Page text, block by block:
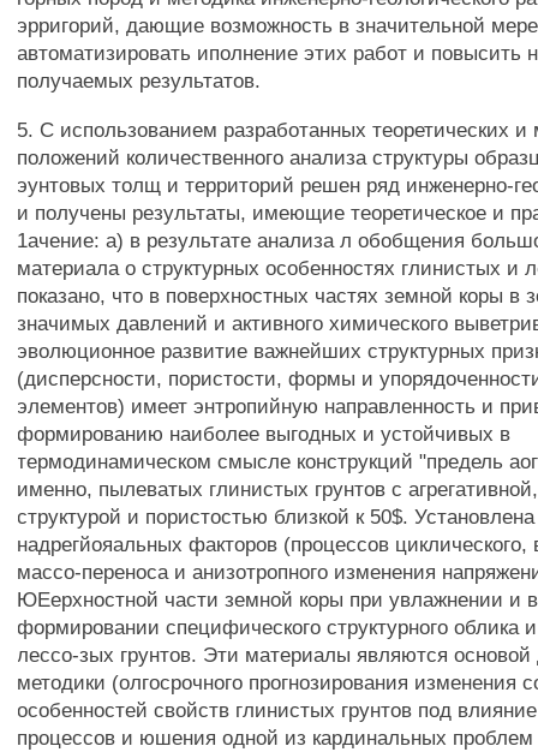
эрригорий, дающие возможность в значительной мере
автоматизировать иполнение этих работ и повысить
получаемых результатов.
5. С использованием разработанных теоретических и
положений количественного анализа структуры
эунтовых толщ и территорий решен ряд инженерно-
и получены результаты, имеющие теоретическое и
1ачение: а) в результате анализа л обобщения
материала о структурных особенностях глинистых и
показано, что в поверхностных частях земной коры в
значимых давлений и активного химического
эволюционное развитие важнейших структурных
(дисперсности, пористости, формы и
элементов) имеет энтропийную направленность и
формированию наиболее выгодных и устойчивых в
термодинамическом смысле конструкций "предель
именно, пылеватых глинистых грунтов с
структурой и пористостью близкой к 50$.
надрегйояальных факторов (процессов циклического,
массо-переноса и анизотропного изменения
ЮЕерхностной части земной коры при увлажнении и
формировании специфического структурного облика
лессо-зых грунтов. Эти материалы являются основой
методики (олгосрочного прогнозирования изменения
особенностей свойств глинистых грунтов под
процессов и юшения одной из кардинальных проблем